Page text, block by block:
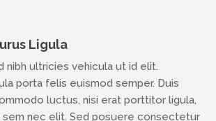
Ligula
nibh ultricies vehicula ut id elit.
porta felis euismod semper. Duis
luctus, nisi erat porttitor ligula,
sem nec elit. Sed posuere consectetur